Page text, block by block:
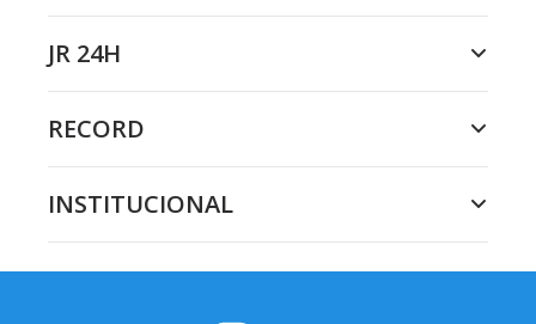
JR 24H
RECORD
INSTITUCIONAL